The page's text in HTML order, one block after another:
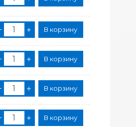
В корзину
В корзину
В корзину
В корзину